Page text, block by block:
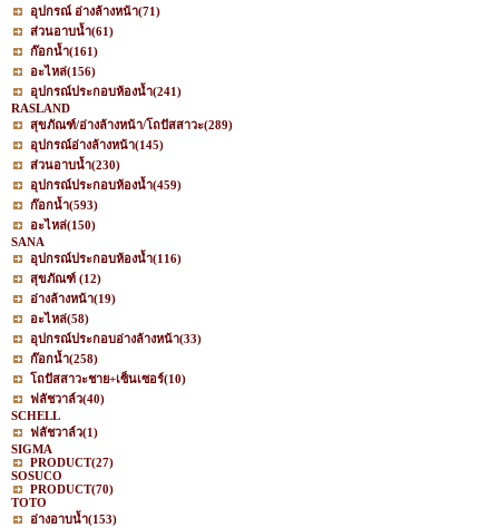
อุปกรณ์ อ่างล้างหน้า(71)
ส่วนอาบน้ำ(61)
ก๊อกน้ำ(161)
อะไหล่(156)
อุปกรณ์ประกอบห้องน้ำ(241)
RASLAND
สุขภัณฑ์/อ่างล้างหน้า/โถปัสสาวะ(289)
อุปกรณ์อ่างล้างหน้า(145)
ส่วนอาบน้ำ(230)
อุปกรณ์ประกอบห้องน้ำ(459)
ก๊อกน้ำ(593)
อะไหล่(150)
SANA
อุปกรณ์ประกอบห้องน้ำ(116)
สุขภัณฑ์ (12)
อ่างล้างหน้า(19)
อะไหล่(58)
อุปกรณ์ประกอบอ่างล้างหน้า(33)
ก๊อกน้ำ(258)
โถปัสสาวะชาย+เซ็นเซอร์(10)
ฟลัชวาล์ว(40)
SCHELL
ฟลัชวาล์ว(1)
SIGMA
PRODUCT(27)
SOSUCO
PRODUCT(70)
TOTO
อ่างอาบน้ำ(153)